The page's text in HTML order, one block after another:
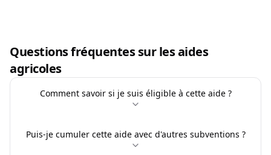
Questions fréquentes sur les aides
agricoles
Comment savoir si je suis éligible à cette aide ?
Puis-je cumuler cette aide avec d'autres subventions ?